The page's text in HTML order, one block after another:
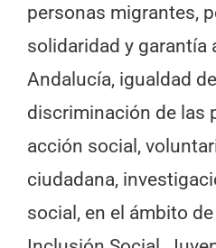
personas migrantes,
solidaridad y garantía
Andalucía, igualdad
discriminación de las
acción social,
ciudadana,
social, en el ámbito